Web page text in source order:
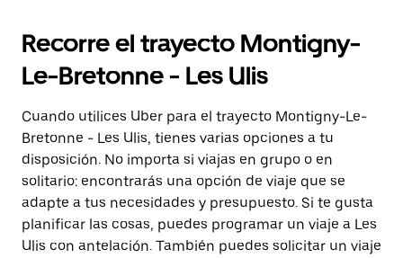
Recorre el trayecto Montigny-
Le-Bretonne - Les Ulis
Cuando utilices Uber para el trayecto Montigny-Le-
Bretonne - Les Ulis, tienes varias opciones a tu
disposición. No importa si viajas en grupo o en
solitario: encontrarás una opción de viaje que se
adapte a tus necesidades y presupuesto. Si te gusta
planificar las cosas, puedes programar un viaje a Les
Ulis con antelación. También puedes solicitar un viaje